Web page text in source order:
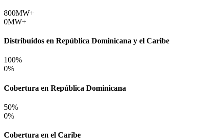
800MW+
0MW+
Distribuidos en República Dominicana y el Caribe
100%
0%
Cobertura en República Dominicana
50%
0%
Cobertura en el Caribe